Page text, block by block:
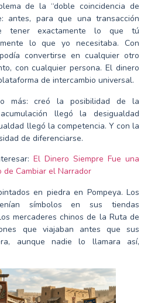
de la “doble coincidencia de
antes, para que una transacción
tener exactamente lo que tú
lo que yo necesitaba. Con
convertirse en cualquier otro
con cualquier persona. El dinero
de intercambio universal.
más: creó la posibilidad de la
llegó la desigualdad
llegó la competencia. Y con la
de diferenciarse.
El Dinero Siempre Fue una
de Cambiar el Narrador
en piedra en Pompeya. Los
símbolos en sus tiendas
mercaderes chinos de la Ruta de
que viajaban antes que sus
aunque nadie lo llamara así,